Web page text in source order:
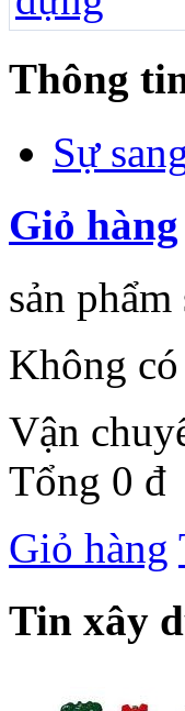
Thông
Sự
Giỏ hàng
sản phẩm
Không có
Vận
Tổng 0 đ
Giỏ hàng
Tin xây